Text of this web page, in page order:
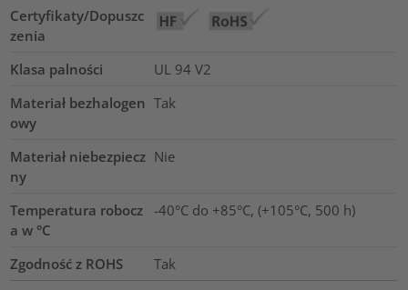
Certyfikaty/Dopuszc
zenia
Klasa palności
UL 94 V2
Materiał bezhalogen
owy
Tak
Materiał niebezpiecz
ny
Nie
Temperatura robocz
a w °C
-40°C do +85°C, (+105°C, 500 h)
Zgodność z ROHS Tak